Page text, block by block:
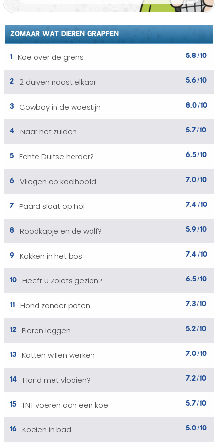
ZOMAAR WAT DIEREN GRAPPEN
1
Koe over de grens 5.8/10
2 2 duiven naast elkaar 5.6 /10
3 Cowboy in de woestijn 8.0/10
4 Naar het zuiden 5.7/10
5 Echte Duitse herder? 6.5/10
6 Vliegen op kaalhoofd 7.0/10
7 Paard slaat op hol 7.4 /10
8 Roodkapje en de wolf? 5.9 /10
9 Kakken in het bos 7.4 /10
10 Heeft u Zoiets gezien? 6.5/10
11 Hond zonder poten 7.3/10
12 Eieren leggen 5.2/10
13 Katten willen werken 7.0/10
14 Hond met vlooien? 7.2/10
15 TNT voeren aan een koe 5.7/10
16 Koeien in bad 5.0/10